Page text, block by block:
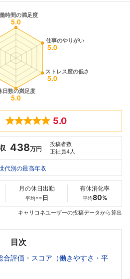
5.0
438万円
投稿者数
正社員4人
30代
720万
--万
代別の最高年収
月の休日出勤
平均-- 日
有休消化率
平均80%
キャリコネユーザーの投稿データから算出
目次
合評価・スコア（働きやすさ・平